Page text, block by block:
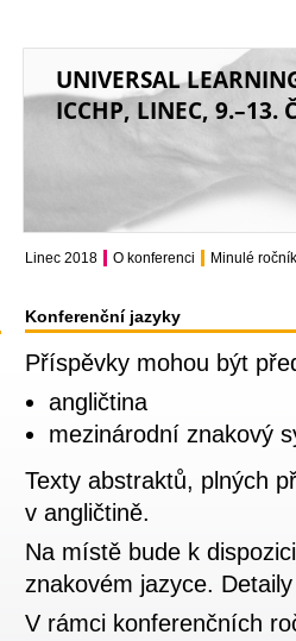
UNIVERSAL
ICCHP, LINEC, 9.–13.
Konferenční jazyky
Příspěvky mohou být
angličtina
mezinárodní znakový
Texty abstraktů, plných
v angličtině.
Na místě bude k
znakovém jazyce.
V rámci konferenčních
Linec 2018 O konferenci Minulé